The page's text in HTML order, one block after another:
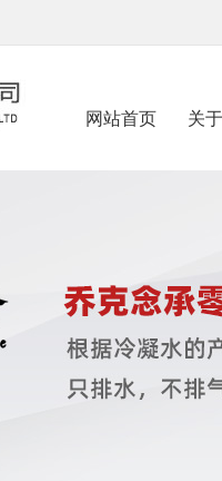
网站首页 关